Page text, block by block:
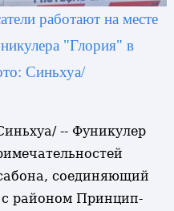
работают на месте
"Глория" в
Синьхуа/
-- Фуникулер
соединяющий
районом Принцип-